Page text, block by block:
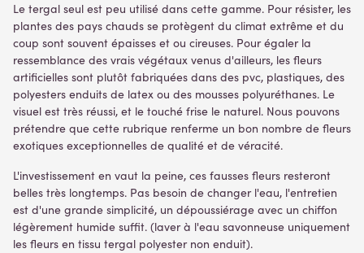
Le tergal seul est peu utilisé dans cette gamme. Pour résister, les
plantes des pays chauds se protègent du climat extrême et du
coup sont souvent épaisses et ou cireuses. Pour égaler la
ressemblance des vrais végétaux venus d'ailleurs, les fleurs
artificielles sont plutôt fabriquées dans des pvc, plastiques, des
polyesters enduits de latex ou des mousses polyuréthanes. Le
visuel est très réussi, et le touché frise le naturel. Nous pouvons
prétendre que cette rubrique renferme un bon nombre de fleurs
exotiques exceptionnelles de qualité et de véracité.
L'investissement en vaut la peine, ces fausses fleurs resteront
belles très longtemps. Pas besoin de changer l'eau, l'entretien
est d'une grande simplicité, un dépoussiérage avec un chiffon
légèrement humide suffit. (laver à l'eau savonneuse uniquement
les fleurs en tissu tergal polyester non enduit).